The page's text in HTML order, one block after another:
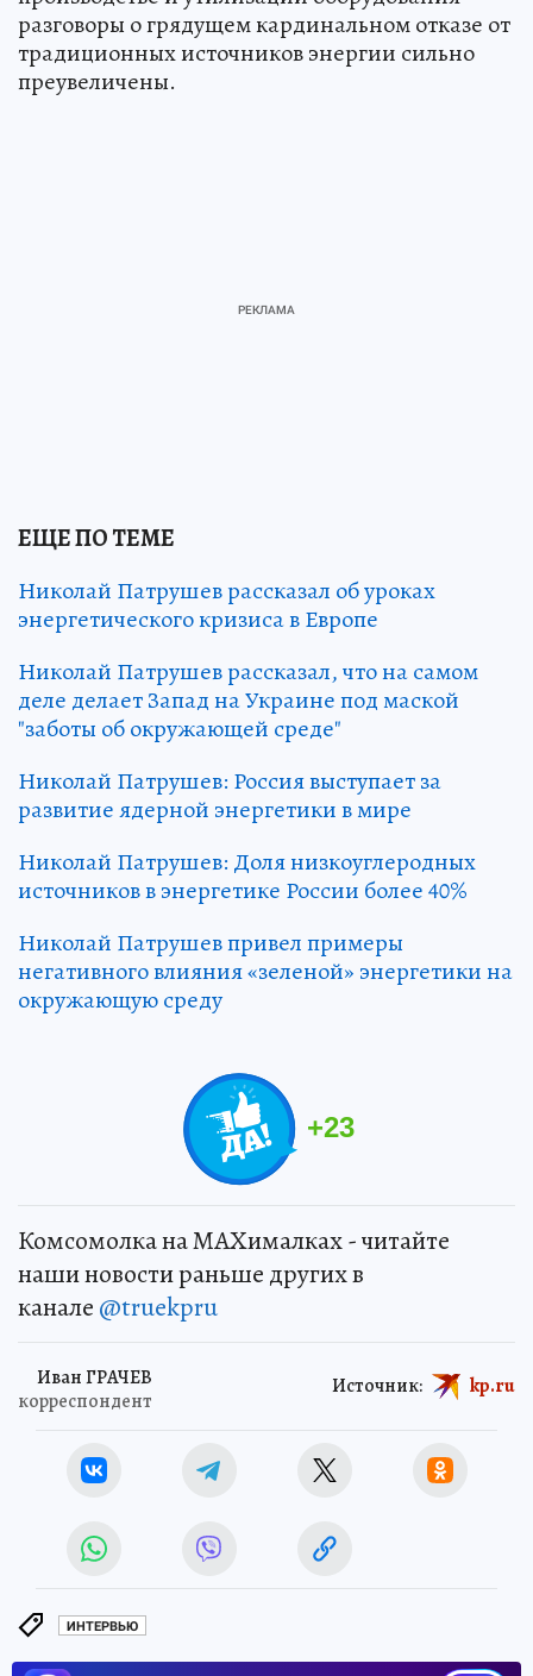
разговоры о грядущем кардинальном отказе от
традиционных источников энергии сильно
преувеличены.
ЕЩЕ ПО ТЕМЕ
Николай Патрушев рассказал об уроках
энергетического кризиса в Европе
Николай Патрушев рассказал, что на самом
деле делает Запад на Украине под маской
"заботы об окружающей среде"
Николай Патрушев: Россия выступает за
развитие ядерной энергетики в мире
Николай Патрушев: Доля низкоуглеродных
источников в энергетике России более 40%
Николай Патрушев привел примеры
негативного влияния «зеленой» энергетики на
окружающую среду
+23
Комсомолка на MAXималках - читайте
наши новости раньше других в
канале @truekpru
Иван ГРАЧЕВ
корреспондент
Источник: kp.ru
ИНТЕРВЬЮ